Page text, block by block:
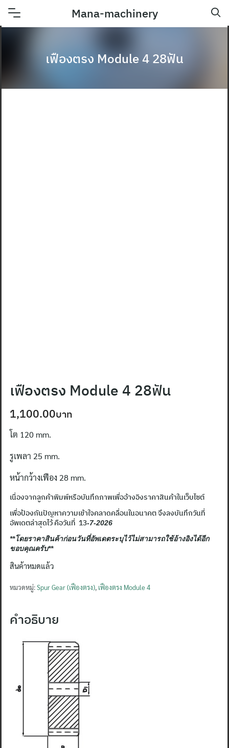
Skip
Mana-machinery
เฟืองตรง Module 4 28ฟัน
เฟืองตรง Module 4 28ฟัน
1,100.00
โต 120 mm.
รูเพลา 25 mm.
หน้ากว้างเฟือง 28 mm.
เนื่องจากลูกค้าพิมพ์หรือบันทึกภาพเพื่ออ้างอิงราคาสินค้าในเว็บไซต์
เพื่อป้องกันปัญหาความเข้าใจคลาดคลื่อนในอนาคต จึงลงบันทึกวันที่
อัพเดตล่าสุดไว้ คือวันที่ 13-7-2026
**โดยราคาสินค้าก่อนวันที่อัพเดตระบุไว้ไม่สามารถใช้อ้างอิงได้อีก
ขอบคุณครับ**
สินค้าหมดแล้ว
หมวดหมู่:Spur Gear (เฟืองตรง), เฟืองตรง Module 4
คำอธิบาย